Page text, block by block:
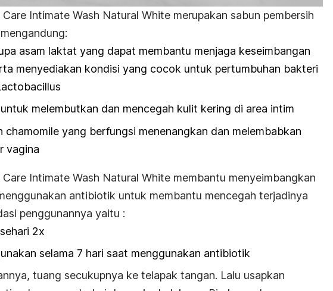
Care Intimate Wash Natural White merupakan sabun pembersih
asam laktat yang dapat membantu menjaga keseimbangan
menyediakan kondisi yang cocok untuk pertumbuhan bakteri
melembutkan dan mencegah kulit kering di area intim
chamomile yang berfungsi menenangkan dan melembabkan
vagina
Care Intimate Wash Natural White membantu menyeimbangkan
antibiotik untuk membantu mencegah terjadinya
penggunannya yaitu :
2x
selama 7 hari saat menggunakan antibiotik
tuang secukupnya ke telapak tangan. Lalu usapkan